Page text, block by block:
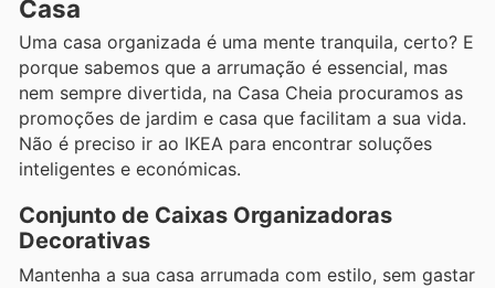
Casa
Uma casa organizada é uma mente tranquila, certo? E
porque sabemos que a arrumação é essencial, mas
nem sempre divertida, na Casa Cheia procuramos as
promoções de jardim e casa que facilitam a sua vida.
Não é preciso ir ao IKEA para encontrar soluções
inteligentes e económicas.
Conjunto de Caixas Organizadoras
Decorativas
Mantenha a sua casa arrumada com estilo, sem gastar